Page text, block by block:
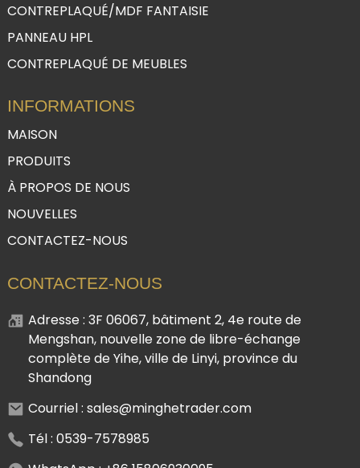
CONTREPLAQUÉ/MDF FANTAISIE
PANNEAU HPL
CONTREPLAQUÉ DE MEUBLES
INFORMATIONS
MAISON
PRODUITS
À PROPOS DE NOUS
NOUVELLES
CONTACTEZ-NOUS
CONTACTEZ-NOUS
Adresse : 3F 06067, bâtiment 2, 4e route de
Mengshan, nouvelle zone de libre-échange
complète de Yihe, ville de Linyi, province du
Shandong
Courriel : sales@minghetrader.com
Tél : 0539-7578985